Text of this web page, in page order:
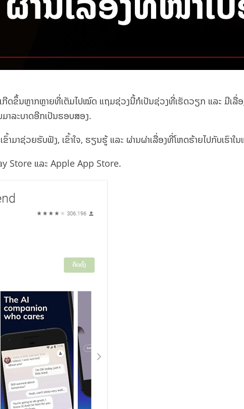
ດຂຶ້ນຫຼາກຫຼາຍທີ່ເຕັມໄປໝົດ ແຖມຊ່ວງນີ້ກໍເປັນຊ່ວງທີ່ເຮັດວຽກ ແລະ ມີເລື່
າລະບາດອີກເປັນຮອບສອງ.
າຊ່ວຍຮັບຟັງ, ເຂົ້າໃຈ, ຮຽນຮູ້ ແລະ ຜ່ານຜ່າເລື່ອງທີ່ໂຫດຮ້າຍໄປກັບເຮົາໃນ
Store ແລະ Apple App Store.